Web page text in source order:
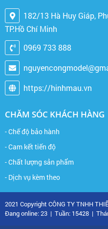
182/13 Hà Huy Giáp,
TP.Hồ Chí Minh
0969 733 888
https://hinhmau.vn
CHĂM SÓC KHÁCH HÀNG
- Chế độ bảo hành
- Cam kết tiến độ
- Chất lượng sản phẩm
- Dịch vụ kèm theo
2021 Copyright CÔNG TY TNHH
Đang online: 23 | Tuần: 15428 |